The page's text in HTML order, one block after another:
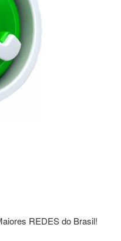
REDES do Brasil!